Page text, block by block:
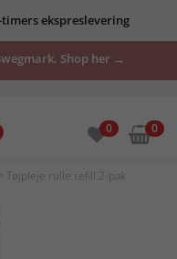
ekspreslevering
Shop her →
0 0
> Tøjpleje rulle refill 2-pak